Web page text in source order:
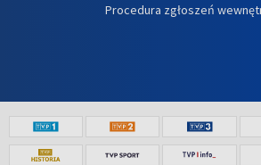
Procedura zgłoszeń